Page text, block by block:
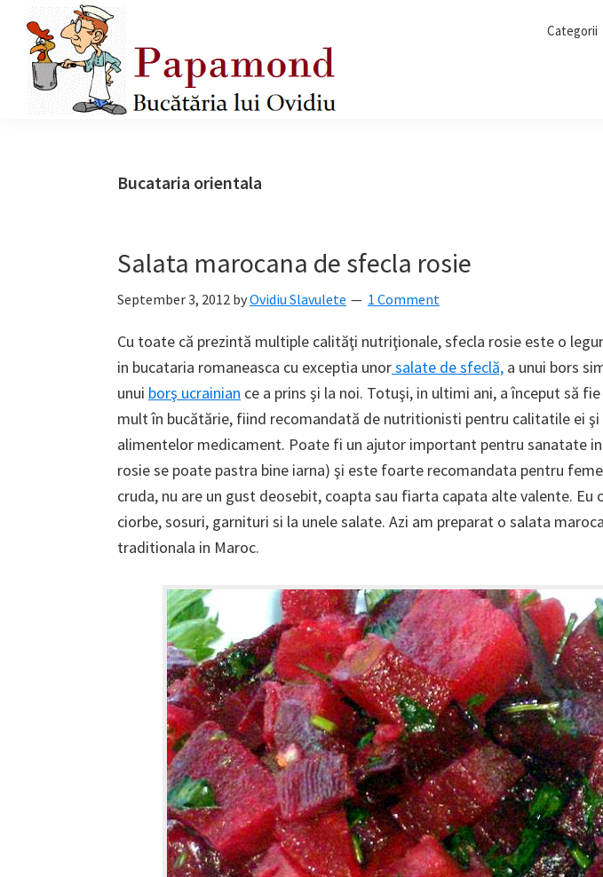
primary
navigation
main
content
primary
sidebar
Categorii
Bucataria orientala
Salata marocana de sfecla rosie
September 3, 2012 byOvidiu Slavulete 1 Comment
Cu toate că prezintă multiple calităţi nutriţionale, sfecla rosie este o
in bucataria romaneasca cu exceptia unorsalate de sfeclă, a unui bors
unui borş ucrainian ce a prins şi la noi. Totuşi, in ultimi ani, a început să
mult în bucătărie, fiind recomandată de nutritionisti pentru calitatile ei şi
alimentelor medicament. Poate fi un ajutor important pentru sanatate in
rosie se poate pastra bine iarna) şi este foarte recomandata pentru
cruda, nu are un gust deosebit, coapta sau fiarta capata alte valente. Eu
ciorbe, sosuri, garnituri si la unele salate. Azi am preparat o salata
traditionala in Maroc.